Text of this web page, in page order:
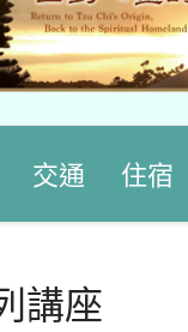
交通 住宿
講座